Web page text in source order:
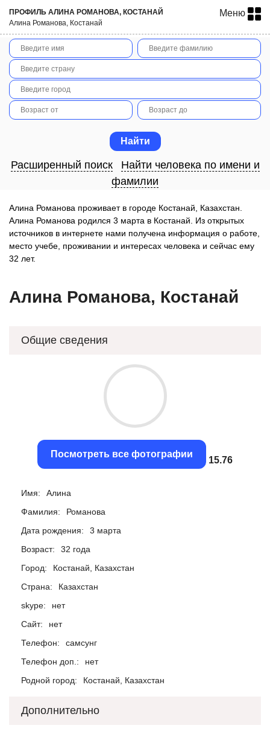
ПРОФИЛЬ АЛИНА РОМАНОВА, КОСТАНАЙ
Алина Романова, Костанай
Меню
Расширенный поиск
Найти человека по имени и
фамилии
Алина Романова проживает в городе Костанай, Казахстан.
Алина Романова родился 3 марта в Костанай. Из открытых
источников в интернете нами получена информация о работе,
место учебе, проживании и интересах человека и сейчас ему
32 лет.
Алина Романова, Костанай
Общие сведения
Посмотреть все фотографии
15.45
Имя:
Алина
Фамилия:
Романова
Дата рождения:
3 марта
Возраст:
32 года
Город:
Костанай, Казахстан
Страна:
Казахстан
skype:
нет
Сайт:
нет
Телефон:
самсунг
Телефон доп.:
нет
Родной город:
Костанай, Казахстан
Дополнительно